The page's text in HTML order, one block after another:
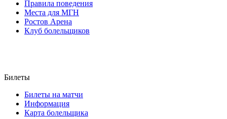
Правила поведения
Места для МГН
Ростов Арена
Клуб болельщиков
Билеты
Билеты на матчи
Информация
Карта болельщика